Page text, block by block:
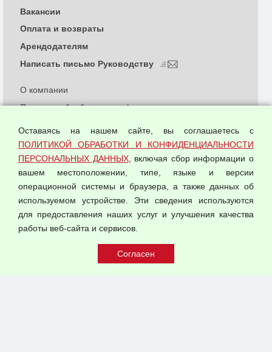
© 2026 ООО "Феникс"
О компании
Политика обработки и конфиденциальности
Согласием на обработку персональных данных
Оферта оптовой купли-продажи
Публичная оферта
Вакансии
Оплата и возвраты
Арендодателям
Написать письмо Руководству
Оставаясь на нашем сайте, вы соглашаетесь с
ПОЛИТИКОЙ ОБРАБОТКИ И КОНФИДЕНЦИАЛЬНОСТИ
ПЕРСОНАЛЬНЫХ ДАННЫХ, включая сбор информации о
вашем местоположении, типе, языке и версии
операционной системы и браузера, а также данных об
используемом устройстве. Эти сведения используются
для предоставления наших услуг и улучшения качества
работы веб-сайта и сервисов.